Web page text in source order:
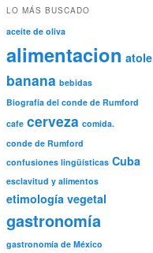
LO MÁS BUSCADO
aceite de oliva
alimentacion atole
banana bebidas
Biografía del conde de Rumford
cafe cerveza comida.
conde de Rumford
confusiones lingüísticas Cuba
esclavitud y alimentos
etimología vegetal
gastronomía
gastronomía de México